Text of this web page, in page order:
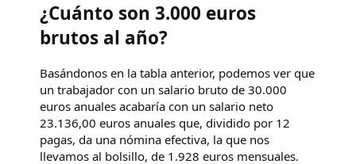
¿Cuánto son 3.000 euros
brutos al año?
Basándonos en la tabla anterior, podemos ver que
un trabajador con un salario bruto de 30.000
euros anuales acabaría con un salario neto
23.136,00 euros anuales que, dividido por 12
pagas, da una nómina efectiva, la que nos
llevamos al bolsillo, de 1.928 euros mensuales.